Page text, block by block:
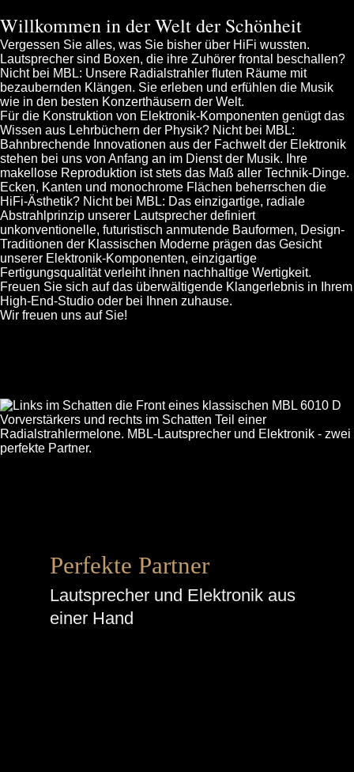
Willkommen in der Welt der Schönheit
Vergessen Sie alles, was Sie bisher über HiFi wussten.
Lautsprecher sind Boxen, die ihre Zuhörer frontal beschallen?
Nicht bei MBL: Unsere Radialstrahler fluten Räume mit
bezaubernden Klängen. Sie erleben und erfühlen die Musik
wie in den besten Konzerthäusern der Welt.
Für die Konstruktion von Elektronik-Komponenten genügt das
Wissen aus Lehrbüchern der Physik? Nicht bei MBL:
Bahnbrechende Innovationen aus der Fachwelt der Elektronik
stehen bei uns von Anfang an im Dienst der Musik. Ihre
makellose Reproduktion ist stets das Maß aller Technik-Dinge.
Ecken, Kanten und monochrome Flächen beherrschen die
HiFi-Ästhetik? Nicht bei MBL: Das einzigartige, radiale
Abstrahlprinzip unserer Lautsprecher definiert
unkonventionelle, futuristisch anmutende Bauformen, Design-
Traditionen der Klassischen Moderne prägen das Gesicht
unserer Elektronik-Komponenten, einzigartige
Fertigungsqualität verleiht ihnen nachhaltige Wertigkeit.
Freuen Sie sich auf das überwältigende Klangerlebnis in Ihrem
High-End-Studio oder bei Ihnen zuhause.
Wir freuen uns auf Sie!
Perfekte Partner
Lautsprecher und Elektronik aus
einer Hand